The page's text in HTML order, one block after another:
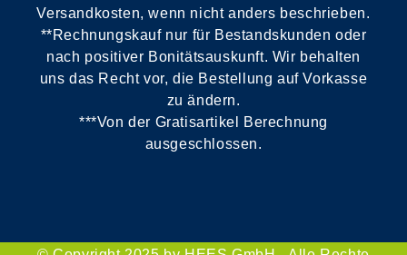
Versandkosten, wenn nicht anders beschrieben.
**Rechnungskauf nur für Bestandskunden oder
nach positiver Bonitätsauskunft. Wir behalten
uns das Recht vor, die Bestellung auf Vorkasse
zu ändern.
***Von der Gratisartikel Berechnung
ausgeschlossen.